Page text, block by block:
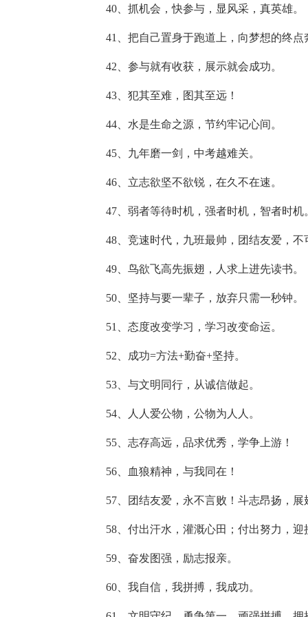
40、抓机会，快参与，显风采，真英雄。
41、把自己置身于跑道上，向梦想的终点
42、参与就有收获，展示就会成功。
43、犯其至难，图其至远！
44、水是生命之源，节约牢记心间。
45、九年磨一剑，中考越难关。
46、立志欲坚不欲锐，在久不在速。
47、弱者等待时机，强者时机，智者时机
48、竞速时代，九班最帅，团结友爱，不
49、鸟欲飞高先振翅，人求上进先读书。
50、坚持与要一辈子，放弃只需一秒钟。
51、态度改变学习，学习改变命运。
52、成功=方法+勤奋+坚持。
53、与文明同行，从诚信做起。
54、人人爱公物，公物为人人。
55、志存高远，品求优秀，学争上游！
56、血狼精神，与我同在！
57、团结友爱，永不言败！斗志昂扬，展
58、付出汗水，灌溉心田；付出努力，迎
59、奋发图强，励志报亲。
60、我自信，我拼搏，我成功。